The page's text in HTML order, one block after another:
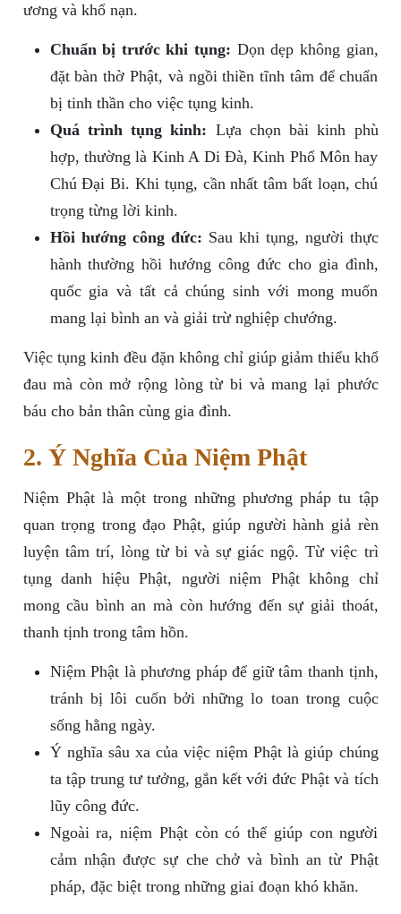
ương và khổ nạn.
Chuẩn bị trước khi tụng: Dọn dẹp không gian,
đặt bàn thờ Phật, và ngồi thiền tĩnh tâm để chuẩn
bị tinh thần cho việc tụng kinh.
Quá trình tụng kinh: Lựa chọn bài kinh phù
hợp, thường là Kinh A Di Đà, Kinh Phổ Môn hay
Chú Đại Bi. Khi tụng, cần nhất tâm bất loạn, chú
trọng từng lời kinh.
Hồi hướng công đức: Sau khi tụng, người thực
hành thường hồi hướng công đức cho gia đình,
quốc gia và tất cả chúng sinh với mong muốn
mang lại bình an và giải trừ nghiệp chướng.
Việc tụng kinh đều đặn không chỉ giúp giảm thiểu khổ
đau mà còn mở rộng lòng từ bi và mang lại phước
báu cho bản thân cùng gia đình.
2. Ý Nghĩa Của Niệm Phật
Niệm Phật là một trong những phương pháp tu tập
quan trọng trong đạo Phật, giúp người hành giả rèn
luyện tâm trí, lòng từ bi và sự giác ngộ. Từ việc trì
tụng danh hiệu Phật, người niệm Phật không chỉ
mong cầu bình an mà còn hướng đến sự giải thoát,
thanh tịnh trong tâm hồn.
Niệm Phật là phương pháp để giữ tâm thanh tịnh,
tránh bị lôi cuốn bởi những lo toan trong cuộc
sống hằng ngày.
Ý nghĩa sâu xa của việc niệm Phật là giúp chúng
ta tập trung tư tưởng, gắn kết với đức Phật và tích
lũy công đức.
Ngoài ra, niệm Phật còn có thể giúp con người
cảm nhận được sự che chở và bình an từ Phật
pháp, đặc biệt trong những giai đoạn khó khăn.